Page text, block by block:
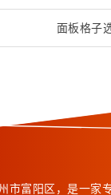
面板格子
市富阳区，是一家